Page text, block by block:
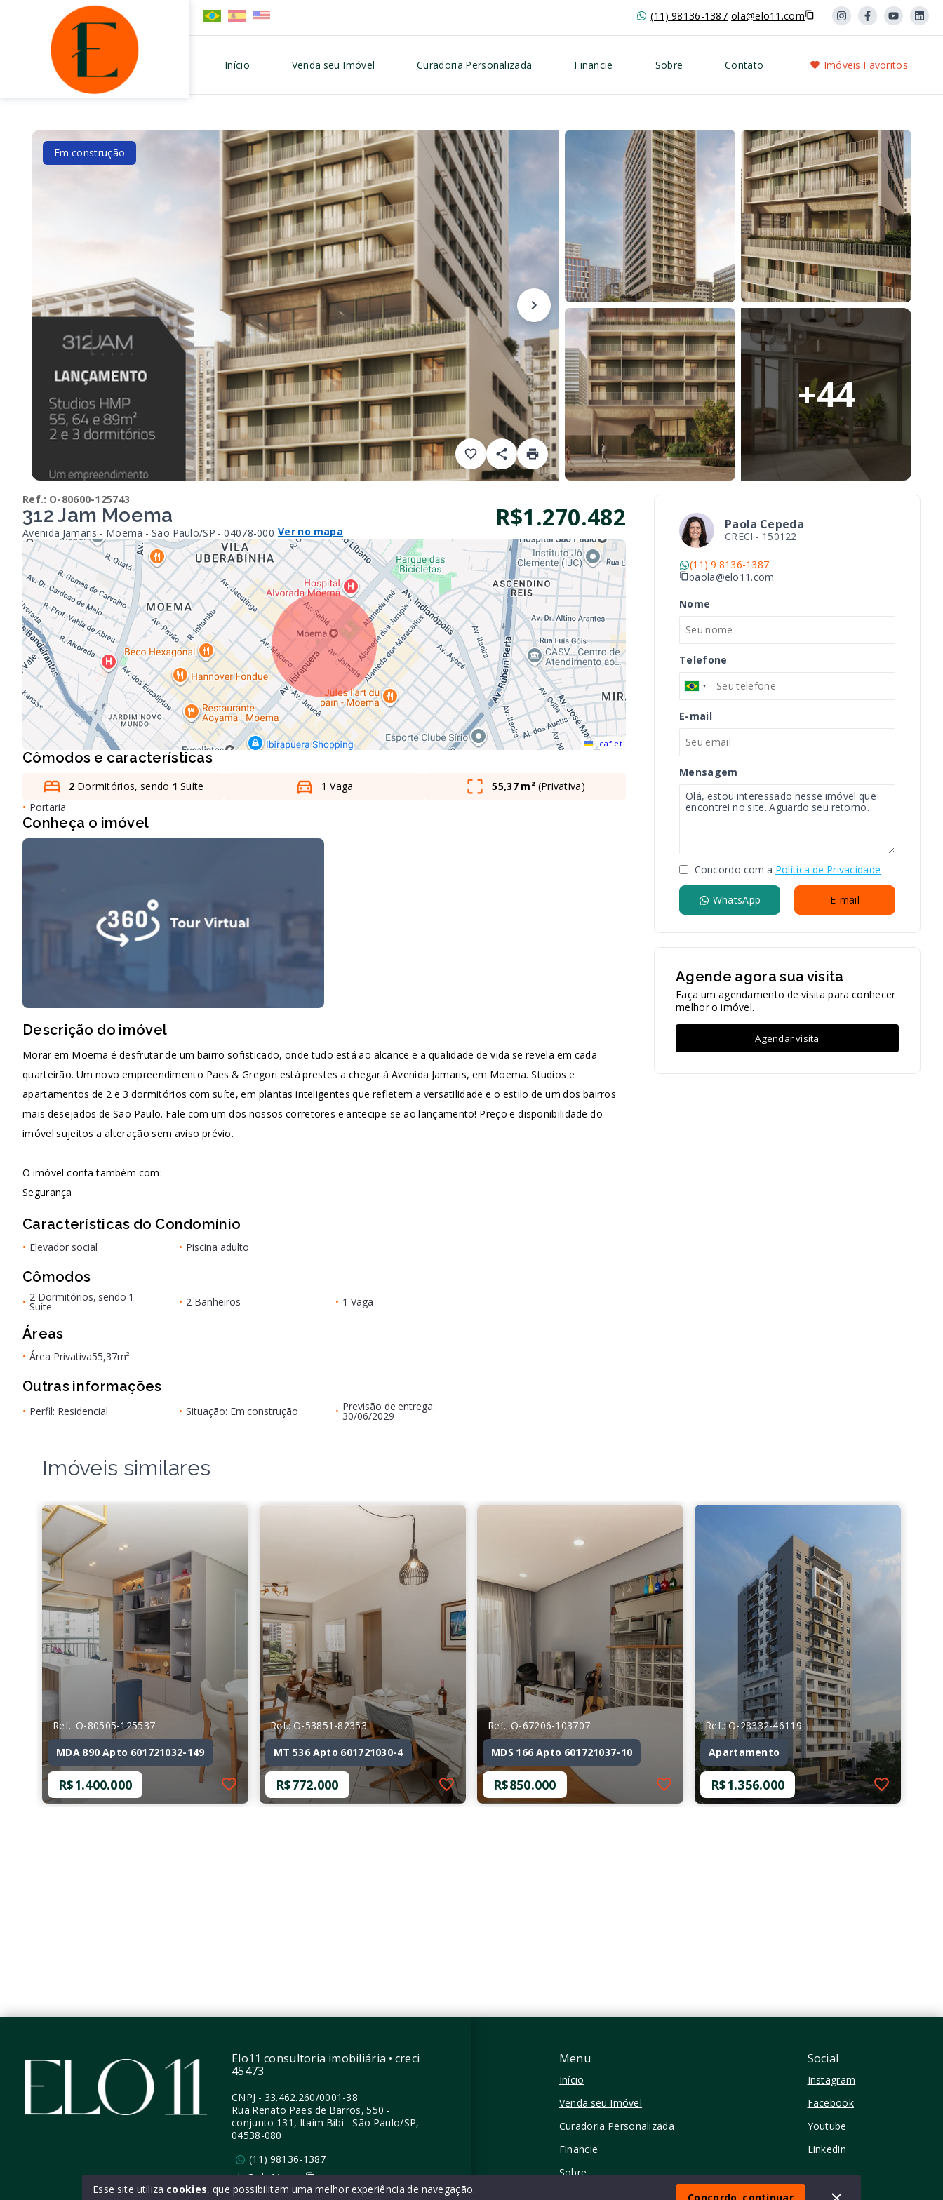
(11) 98136-1387 ola@elo11.com
Início Venda seu Imóvel Curadoria Personalizada Financie Sobre Contato Imóveis Favoritos
Em construção
+44
Ref.: O-80600-125743
312 Jam Moema
Avenida Jamaris - Moema - São Paulo/SP - 04078-000 Ver no mapa R$1.270.482
Leaflet
Cômodos e características
2 Dormitórios, sendo 1 Suíte 1 Vaga 55,37 m² (Privativa)
• Portaria
Conheça o imóvel
Descrição do imóvel
Morar em Moema é desfrutar de um bairro sofisticado, onde tudo está ao alcance e a qualidade de vida se revela em cada
quarteirão. Um novo empreendimento Paes & Gregori está prestes a chegar à Avenida Jamaris, em Moema. Studios e
apartamentos de 2 e 3 dormitórios com suíte, em plantas inteligentes que refletem a versatilidade e o estilo de um dos bairros
mais desejados de São Paulo. Fale com um dos nossos corretores e antecipe-se ao lançamento! Preço e disponibilidade do
imóvel sujeitos a alteração sem aviso prévio.
O imóvel conta também com:
Segurança
Características do Condomínio
• Elevador social • Piscina adulto
Cômodos
• 2 Dormitórios, sendo 1
Suíte • 2 Banheiros • 1 Vaga
Áreas
• Área Privativa55,37m²
Outras informações
• Perfil: Residencial • Situação: Em construção • Previsão de entrega:
30/06/2029
Paola Cepeda
CRECI - 150122
(11) 9 8136-1387
paola@elo11.com
Nome
Telefone
E-mail
Mensagem
Concordo com a Política de Privacidade
WhatsApp E-mail
Agende agora sua visita
Faça um agendamento de visita para conhecer
melhor o imóvel.
Agendar visita
Imóveis similares
Ref.: O-80505-125537
MDA 890 Apto 601721032-149
R$1.400.000
Ref.: O-53851-82353
MT 536 Apto 601721030-4
R$772.000
Ref.: O-67206-103707
MDS 166 Apto 601721037-10
R$850.000
Ref.: O-28332-46119
Apartamento
R$1.356.000
Menu
Início
Venda seu Imóvel
Curadoria Personalizada
Financie
Sobre
Social
Instagram
Facebook
Youtube
Linkedin
Elo11 consultoria imobiliária • creci
45473
CNPJ - 33.462.260/0001-38
Rua Renato Paes de Barros, 550 -
conjunto 131, Itaim Bibi - São Paulo/SP,
04538-080
(11) 98136-1387
ola@elo11.com
Esse site utiliza cookies, que possibilitam uma melhor experiência de navegação.